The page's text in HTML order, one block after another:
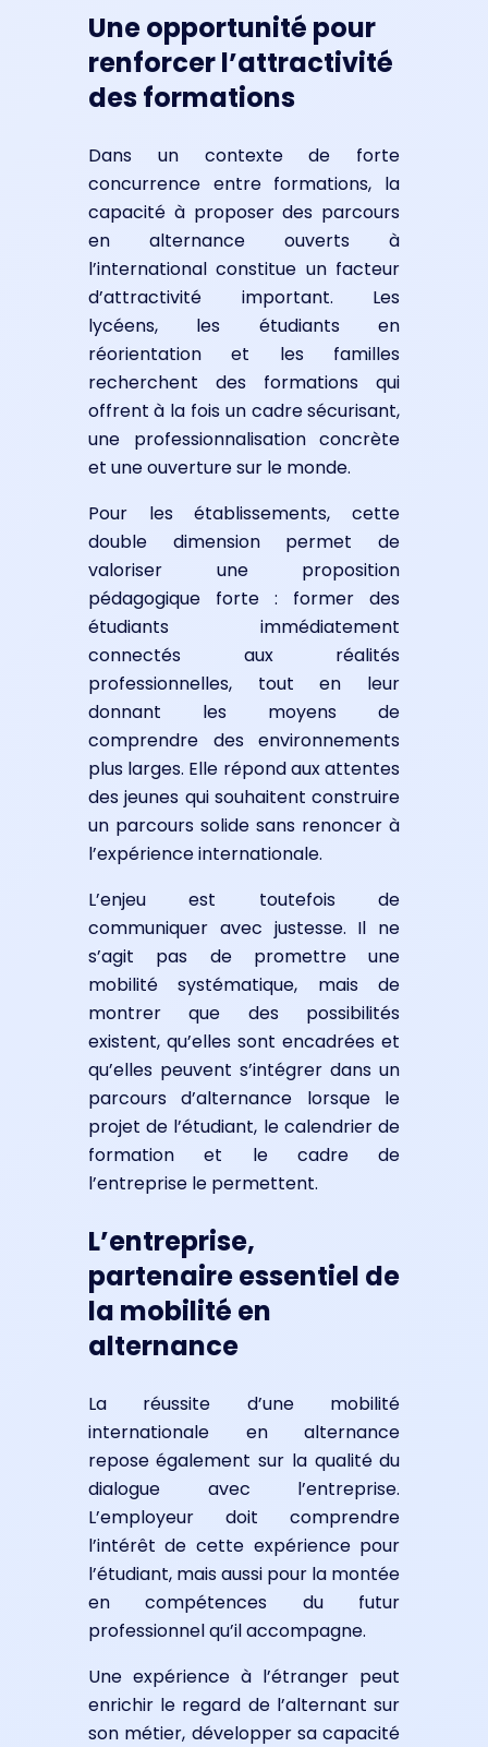
Une opportunité pour
renforcer l’attractivité
des formations
Dans un contexte de forte
concurrence entre formations, la
capacité à proposer des parcours
en alternance ouverts à
l’international constitue un facteur
d’attractivité important. Les
lycéens, les étudiants en
réorientation et les familles
recherchent des formations qui
offrent à la fois un cadre sécurisant,
une professionnalisation concrète
et une ouverture sur le monde.
Pour les établissements, cette
double dimension permet de
valoriser une proposition
pédagogique forte : former des
étudiants immédiatement
connectés aux réalités
professionnelles, tout en leur
donnant les moyens de
comprendre des environnements
plus larges. Elle répond aux attentes
des jeunes qui souhaitent construire
un parcours solide sans renoncer à
l’expérience internationale.
L’enjeu est toutefois de
communiquer avec justesse. Il ne
s’agit pas de promettre une
mobilité systématique, mais de
montrer que des possibilités
existent, qu’elles sont encadrées et
qu’elles peuvent s’intégrer dans un
parcours d’alternance lorsque le
projet de l’étudiant, le calendrier de
formation et le cadre de
l’entreprise le permettent.
L’entreprise,
partenaire essentiel de
la mobilité en
alternance
La réussite d’une mobilité
internationale en alternance
repose également sur la qualité du
dialogue avec l’entreprise.
L’employeur doit comprendre
l’intérêt de cette expérience pour
l’étudiant, mais aussi pour la montée
en compétences du futur
professionnel qu’il accompagne.
Une expérience à l’étranger peut
enrichir le regard de l’alternant sur
son métier, développer sa capacité